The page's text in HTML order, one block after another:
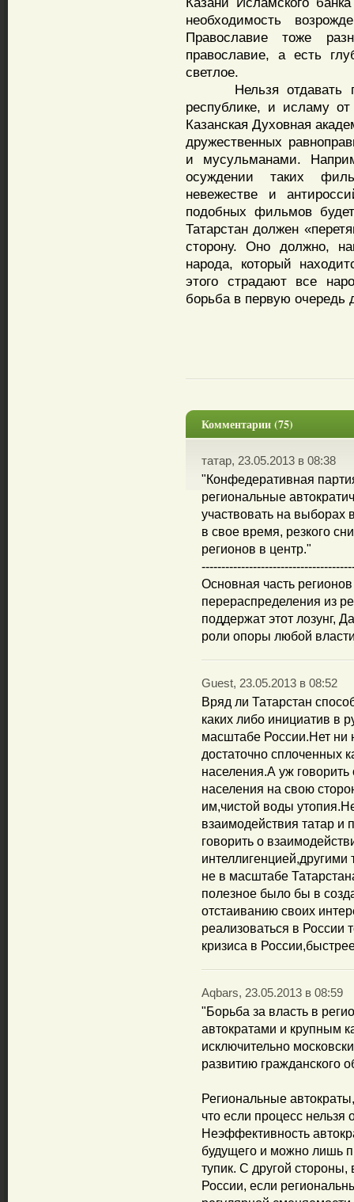
необходимость
Православие тоже
православие, а есть
светлое.
Нельзя отдавать
республике, и исламу от
Казанская Духовная
дружественных
и мусульманами.
осуждении таких
невежестве и
подобных фильмов
Татарстан должен
сторону. Оно должно,
народа, который
этого страдают все
борьба в первую очередь
Комментарии (75)
татар, 23.05.2013 в 08:38
"Конфедеративная
региональные
участвовать на выборах
в свое время, резкого
регионов в центр."
Основная часть
перераспределения из
поддержат этот лозунг,
роли опоры любой
Guest, 23.05.2013 в 08:52
Вряд ли Татарстан
каких либо инициатив в
масштабе России.Нет ни
достаточно сплоченных
населения.А уж
населения на свою
им,чистой воды
взаимодействия татар и
говорить о
не в масштабе
полезное было бы в
отстаиванию своих
реализоваться в России
кризиса в
Aqbars, 23.05.2013 в 08:59
"Борьба за власть в
автократами и крупным
исключительно
развитию гражданского
Региональные
что если процесс нельзя
Неэффективность
будущего и можно лишь
тупик. С другой стороны,
России, если